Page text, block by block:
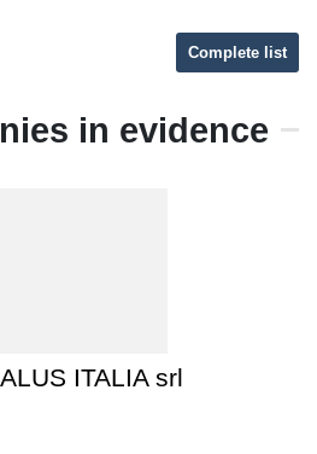
Complete list
in evidence
ITALIA srl